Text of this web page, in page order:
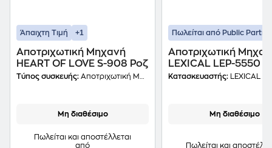
Άπαιχτη Τιμή +1
Αποτριχωτική Μηχανή
HEART OF LOVE S-908 Ροζ
Τύπος συσκευής: Αποτριχωτική Μηχανή
Μη διαθέσιμο
Πωλείται και αποστέλλεται
από
Πωλείται από Public
Αποτριχωτική
LEXICAL LEP-5550
Σώμα Λευκό
Κατασκευαστής: LEXICAL
Μη διαθέσιμο
Πωλείται και